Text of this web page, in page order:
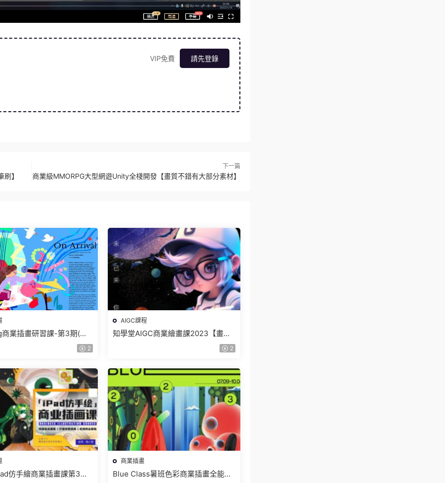
VIP免費 請先登錄
】
下一篇
商業級MMORPG大型網遊Unity全棧開發【畫質不錯有大部分素材】
業插畫研習課-第3期(旁
教程【畫質不錯有筆刷】
2
AIGC課程
知學堂AIGC商業繪畫課2023【畫質
2
仿手繪商業插畫課第3期
商業插畫
Blue Class暑班色彩商業插畫全能班